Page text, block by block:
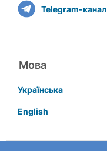
Telegram-канал
Мова
Українська
English